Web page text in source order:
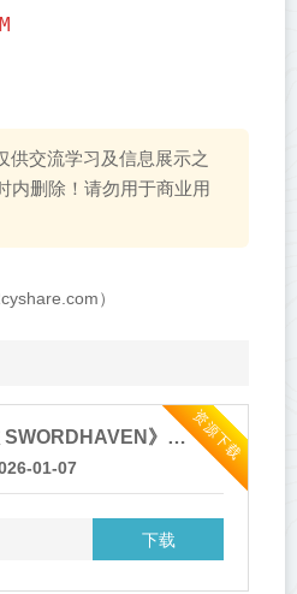
供交流学习及信息展示之
内删除！请勿用于商业用
）
资源下载
《剑湾奇旅 SWORDHAVEN》v1.0.3
01-07
下载